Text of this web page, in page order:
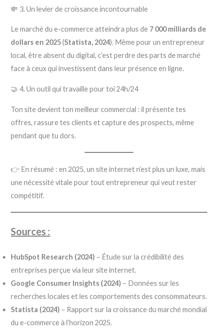
💸 3. Un levier de croissance incontournable
Le marché du e-commerce atteindra plus de 7 000 milliards de
dollars en 2025(Statista, 2024). Même pour un entrepreneur
local, être absent du digital, c’est perdre des parts de marché
face à ceux qui investissent dans leur présence en ligne.
🤝 4. Un outil qui travaille pour toi 24h/24
Ton site devient ton meilleur commercial : il présente tes
offres, rassure tes clients et capture des prospects, même
pendant que tu dors.
👉 En résumé : en 2025, un site internet n’est plus un luxe, mais
une nécessité vitale pour tout entrepreneur qui veut rester
compétitif.
Sources :
HubSpot Research (2024) – Étude sur la crédibilité des
entreprises perçue via leur site internet.
Google Consumer Insights (2024) – Données sur les
recherches locales et les comportements des consommateurs.
Statista (2024) – Rapport sur la croissance du marché mondial
du e-commerce à l’horizon 2025.